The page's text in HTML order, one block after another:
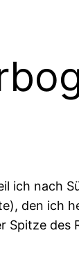
ich nach
den ich
Spitze des